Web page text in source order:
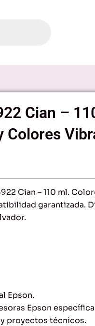
Cian –
Colores
Cian – 110 ml.
garantizada.
Epson.
Epson
proyectos técnicos.